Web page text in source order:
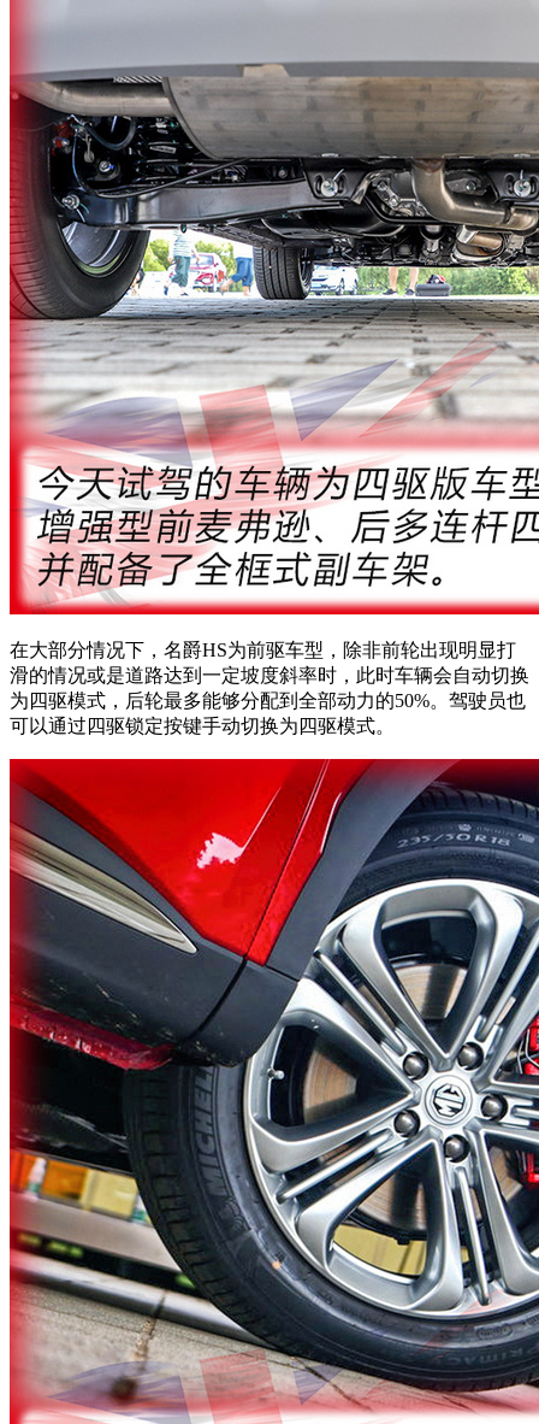
在大部分情况下，名爵HS为前驱车型，除非前轮出现明显打
滑的情况或是道路达到一定坡度斜率时，此时车辆会自动切换
为四驱模式，后轮最多能够分配到全部动力的50%。驾驶员也
可以通过四驱锁定按键手动切换为四驱模式。